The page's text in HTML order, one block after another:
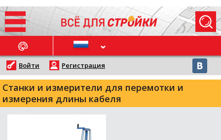
НОВОСТИ
Войти Регистрация
Станки и измерители для перемотки и
измерения длины кабеля